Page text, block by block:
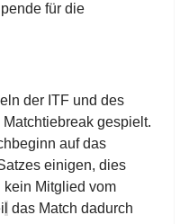
für die
der ITF und des
gespielt.
auf das
einigen, dies
kein Mitglied vom
das Match dadurch